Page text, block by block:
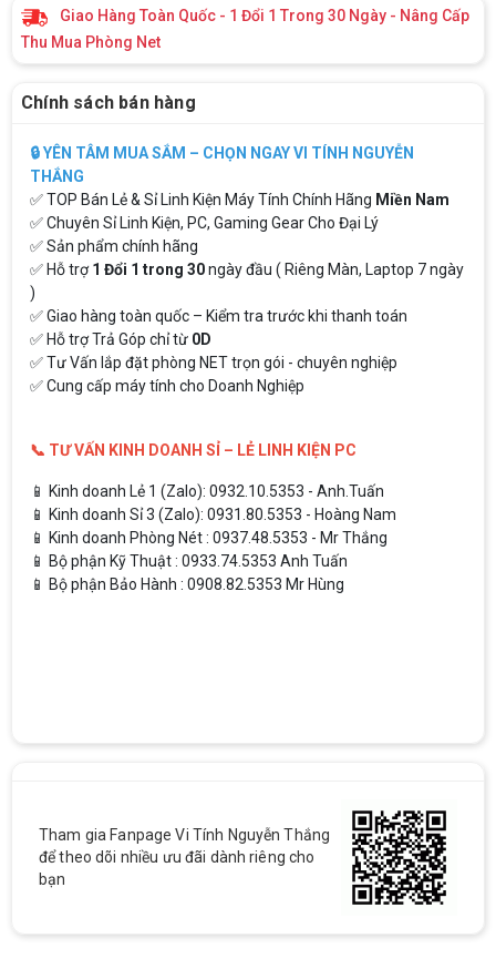
Giao Hàng Toàn Quốc - 1 Đổi 1 Trong 30 Ngày - Nâng Cấp
Thu Mua Phòng Net
Chính sách bán hàng
🔒 YÊN TÂM MUA SẮM – CHỌN NGAY VI TÍNH NGUYỄN
THẮNG
✅ TOP Bán Lẻ & Sỉ Linh Kiện Máy Tính Chính Hãng Miền Nam
✅ Chuyên Sỉ Linh Kiện, PC, Gaming Gear Cho Đại Lý
✅ Sản phẩm chính hãng
✅ Hỗ trợ1 Đổi 1 trong 30ngày đầu ( Riêng Màn, Laptop 7 ngày
)
✅ Giao hàng toàn quốc – Kiểm tra trước khi thanh toán
✅ Hỗ trợ Trả Góp chỉ từ 0D
✅ Tư Vấn lắp đặt phòng NET trọn gói - chuyên nghiệp
✅ Cung cấp máy tính cho Doanh Nghiệp
📞 TƯ VẤN KINH DOANH SỈ – LẺ LINH KIỆN PC
📱 Kinh doanh Lẻ 1 (Zalo): 0932.10.5353 - Anh.Tuấn
📱 Kinh doanh Sỉ 3 (Zalo): 0931.80.5353 - Hoàng Nam
📱 Kinh doanh Phòng Nét : 0937.48.5353 - Mr Thắng
📱 Bộ phận Kỹ Thuật : 0933.74.5353 Anh Tuấn
📱 Bộ phận Bảo Hành : 0908.82.5353 Mr Hùng
Tham gia Fanpage Vi Tính Nguyễn Thắng
để theo dõi nhiều ưu đãi dành riêng cho
bạn